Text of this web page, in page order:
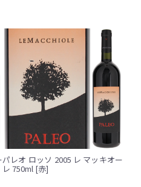
パレオ ロッソ 2005 レ マッキオー
レ 750ml [赤]